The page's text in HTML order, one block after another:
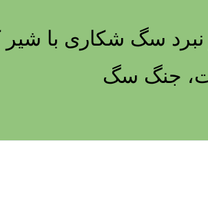
نبرد سگ شکاری با
جنگ سگ